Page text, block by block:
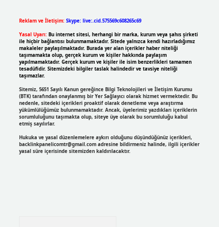
Reklam ve İletişim: Skype: live:.cid.575569c608265c69
Yasal Uyarı: Bu internet sitesi, herhangi bir marka, kurum veya şahıs şirketi
ile hiçbir bağlantısı bulunmamaktadır. Sitede yalnızca kendi hazırladığımız
makaleler paylaşılmaktadır. Burada yer alan içerikler haber niteliği
taşımamakta olup, gerçek kurum ve kişiler hakkında paylaşım
yapılmamaktadır. Gerçek kurum ve kişiler ile isim benzerlikleri tamamen
tesadüfidir. Sitemizdeki bilgiler taslak halindedir ve tavsiye niteliği
taşımazlar.
Sitemiz, 5651 Sayılı Kanun gereğince Bilgi Teknolojileri ve İletişim Kurumu
(BTK) tarafından onaylanmış bir Yer Sağlayıcı olarak hizmet vermektedir. Bu
nedenle, sitedeki içerikleri proaktif olarak denetleme veya araştırma
yükümlülüğümüz bulunmamaktadır. Ancak, üyelerimiz yazdıkları içeriklerin
sorumluluğunu taşımakta olup, siteye üye olarak bu sorumluluğu kabul
etmiş sayılırlar.
Hukuka ve yasal düzenlemelere aykırı olduğunu düşündüğünüz içerikleri,
backlinkpanelicomtr@gmail.comadresine bildirmeniz halinde, ilgili içerikler
yasal süre içerisinde sitemizden kaldırılacaktır.